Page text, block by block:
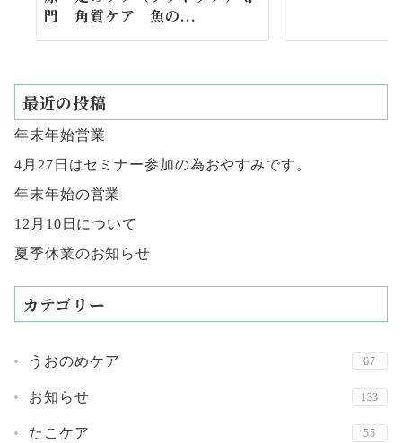
門 角質ケア 魚の...
最近の投稿
年末年始営業
4月27日はセミナー参加の為おやすみです。
年末年始の営業
12月10日について
夏季休業のお知らせ
カテゴリー
うおのめケア 67
お知らせ 133
たこケア 55